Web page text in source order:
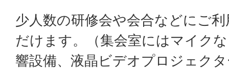
少人数の研修会や会合などにご
だけます。（集会室にはマイク
響設備、液晶ビデオプロジェク